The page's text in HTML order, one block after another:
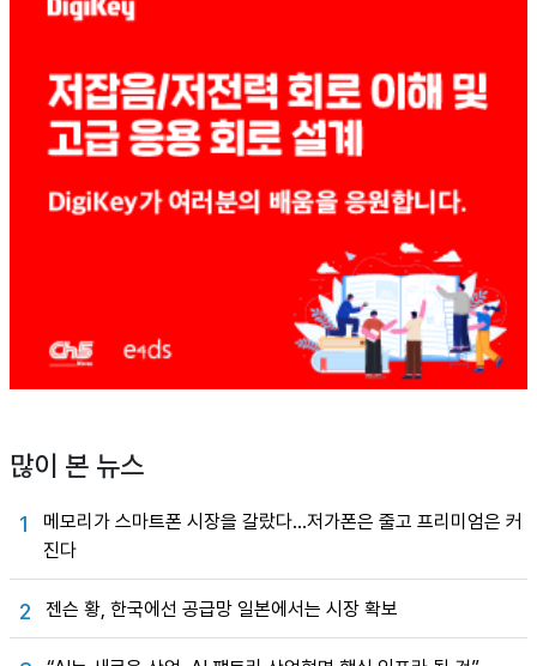
많이 본 뉴스
1
메모리가 스마트폰 시장을 갈랐다…저가폰은 줄고 프리미엄은 커
진다
2 젠슨 황, 한국에선 공급망 일본에서는 시장 확보